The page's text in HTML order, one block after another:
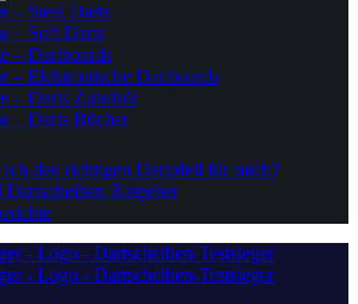
– Steel Darts
– Soft Darts
– Dartboards
– Elektronische Dartboards
– Darts Zubehör
– Darts Bücher
den richtigen Dartpfeil für mich?
Dartscheiben Ratgeber